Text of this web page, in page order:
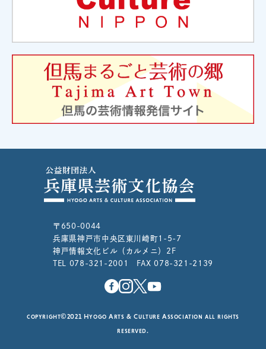
〒650-0044
兵庫県神戸市中央区東川崎町1-5-7
神戸情報文化ビル（カルメニ）2F
TEL 078-321-2001 FAX 078-321-2139
copyright©2021 Hyogo Arts & Culture Association all rights
reserved.